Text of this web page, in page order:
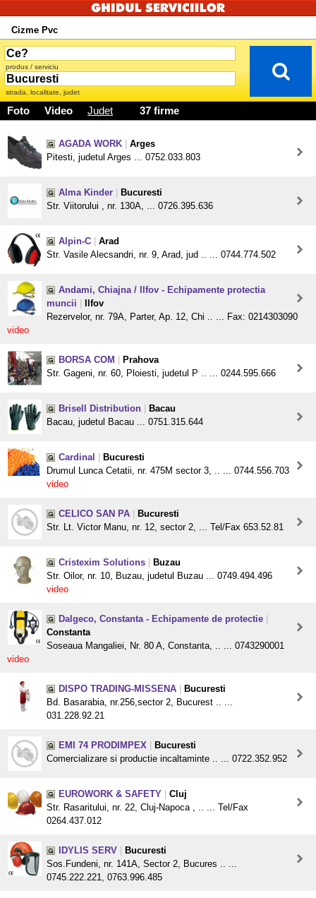
Cizme Pvc
produs / serviciu
strada, localitate, judet
Foto Video Judet 37 firme
AGADA WORK
Arges
Pitesti, judetul Arges ... 0752.033.803
Alma Kinder
Bucuresti
Str. Viitorului , nr. 130A, ... 0726.395.636
Alpin-C
Arad
Str. Vasile Alecsandri, nr. 9, Arad, jud .. ... 0744.774.502
Andami, Chiajna / Ilfov - Echipamente protectia
muncii
Ilfov
Rezervelor, nr. 79A, Parter, Ap. 12, Chi .. ... Fax: 0214303090
video
BORSA COM
Prahova
Str. Gageni, nr. 60, Ploiesti, judetul P .. ... 0244.595.666
Brisell Distribution
Bacau
Bacau, judetul Bacau ... 0751.315.644
Cardinal
Bucuresti
Drumul Lunca Cetatii, nr. 475M sector 3, .. ... 0744.556.703
video
CELICO SAN PA
Bucuresti
Str. Lt. Victor Manu, nr. 12, sector 2, ... Tel/Fax 653.52.81
Cristexim Solutions
Buzau
Str. Oilor, nr. 10, Buzau, judetul Buzau ... 0749.494.496
video
Dalgeco, Constanta - Echipamente de protectie
Constanta
Soseaua Mangaliei, Nr. 80 A, Constanta, .. ... 0743290001
video
DISPO TRADING-MISSENA
Bucuresti
Bd. Basarabia, nr.256,sector 2, Bucurest .. ...
031.228.92.21
EMI 74 PRODIMPEX
Bucuresti
Comercializare si productie incaltaminte .. ... 0722.352.952
EUROWORK & SAFETY
Cluj
Str. Rasaritului, nr. 22, Cluj-Napoca , .. ... Tel/Fax
0264.437.012
IDYLIS SERV
Bucuresti
Sos.Fundeni, nr. 141A, Sector 2, Bucures .. ...
0745.222.221, 0763.996.485